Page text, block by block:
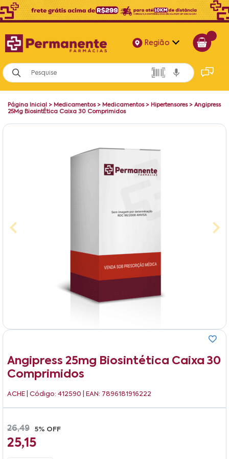
Região
Alagoas
Bahia
Página Inicial > Medicamentos> Medicamentos> Hipertensores> Angipress
25Mg BiosintÉtica Caixa 30 Comprimidos
Angipress 25mg Biosintética Caixa 30
Comprimidos
ACHE | Código: 412590 | EAN: 7896181916222
26,49 5% OFF
25,15